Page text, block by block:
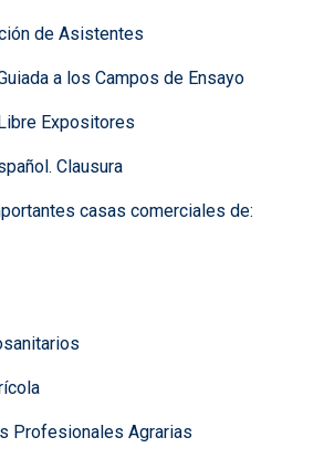
de Asistentes
a los Campos de Ensayo
Expositores
Clausura
casas comerciales de:
Agrarias